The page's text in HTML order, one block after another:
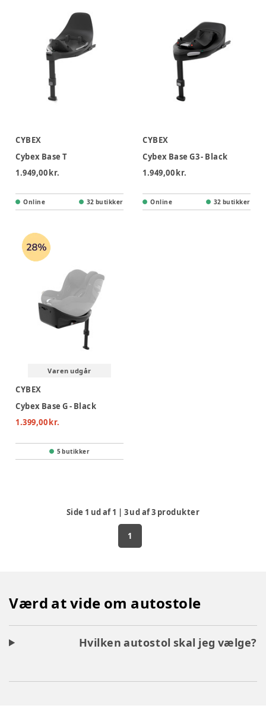
CYBEX
Cybex Base T
1.949,00 kr.
Online 32 butikker
CYBEX
Cybex Base G3 - Black
1.949,00 kr.
Online 32 butikker
Varen udgår
CYBEX
Cybex Base G - Black
1.399,00 kr.
5 butikker
Side 1 ud af1 | 3ud af3 produkter
1
Værd at vide om autostole
Hvilken autostol skal jeg vælge?